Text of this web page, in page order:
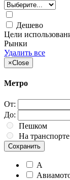
Дешево
Цели
Рынки
Удалить все
×Close
Метро
От:
До:
Пешком
На транспорте
Сохранить
А